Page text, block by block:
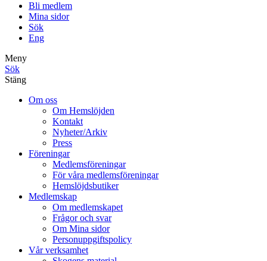
Bli medlem
Mina sidor
Sök
Eng
Meny
Sök
Stäng
Om oss
Om Hemslöjden
Kontakt
Nyheter/Arkiv
Press
Föreningar
Medlemsföreningar
För våra medlemsföreningar
Hemslöjdsbutiker
Medlemskap
Om medlemskapet
Frågor och svar
Om Mina sidor
Personuppgiftspolicy
Vår verksamhet